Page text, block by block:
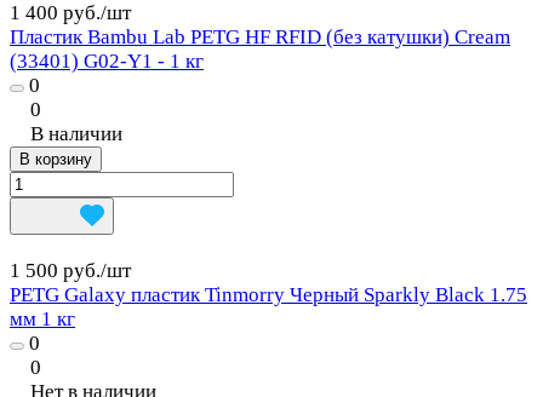
1 400 руб./шт
Пластик Bambu Lab PETG HF RFID (без катушки) Cream
(33401) G02-Y1 - 1 кг
0
0
В наличии
В корзину
1 500 руб./шт
PETG Galaxy пластик Tinmorry Черный Sparkly Black 1.75
мм 1 кг
0
0
Нет в наличии